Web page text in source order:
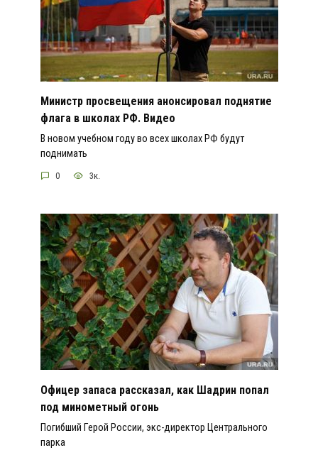
Министр просвещения анонсировал поднятие
флага в школах РФ. Видео
В новом учебном году во всех школах РФ будут
поднимать
0 3к.
Офицер запаса рассказал, как Шадрин попал
под минометный огонь
Погибший Герой России, экс-директор Центрального
парка